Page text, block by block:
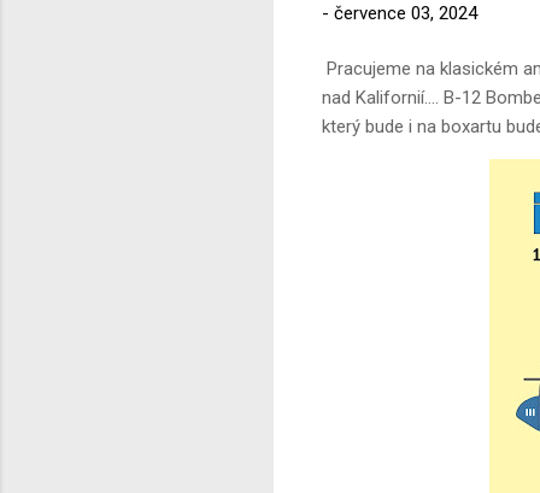
- července 03, 2024
Pracujeme na klasickém
nad Kalifornií.... B-12
který bude i na boxartu